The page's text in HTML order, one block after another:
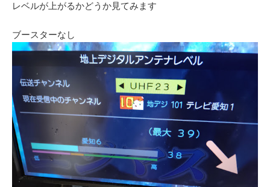
レベルが上がるかどうか見てみます
ブースターなし